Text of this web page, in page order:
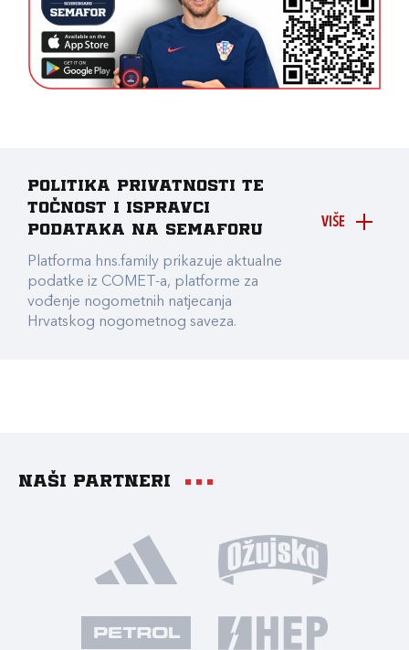
VIŠE
Politika privatnosti te
točnost i ispravci
podataka na Semaforu
Platforma hns.family prikazuje aktualne
podatke iz COMET-a, platforme za
vođenje nogometnih natjecanja
Hrvatskog nogometnog saveza.
Naši partneri